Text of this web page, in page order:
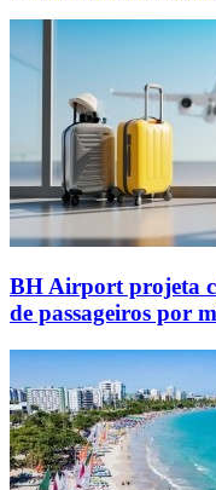
BH Airport projeta
de passageiros por